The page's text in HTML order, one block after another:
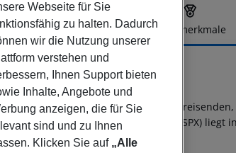
Hotelbeschreibung Hotelmerkmale
Cairo
5
Nile Hotel, beliebt bei
Verleih. Ein weiterer Flughafen (SPX) liegt
Gebühr).
Webseite für Sie
zu halten. Dadurch
wir die Nutzung unserer
verstehen und
Ihnen Support bieten
Inhalte, Angebote und
anzeigen, die für Sie
sind und zu Ihnen
Klicken Sie auf „Alle